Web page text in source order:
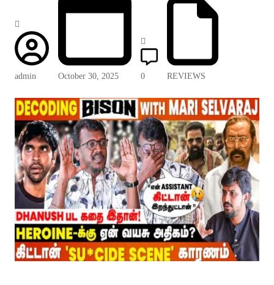
admin October 30, 2025 0 REVIEWS